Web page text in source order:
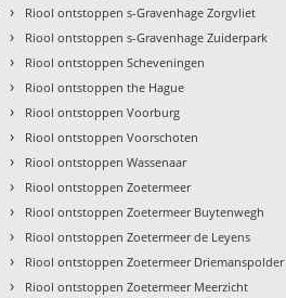
› Riool ontstoppen s-Gravenhage Zorgvliet
› Riool ontstoppen s-Gravenhage Zuiderpark
› Riool ontstoppen Scheveningen
› Riool ontstoppen the Hague
› Riool ontstoppen Voorburg
› Riool ontstoppen Voorschoten
› Riool ontstoppen Wassenaar
› Riool ontstoppen Zoetermeer
› Riool ontstoppen Zoetermeer Buytenwegh
› Riool ontstoppen Zoetermeer de Leyens
› Riool ontstoppen Zoetermeer Driemanspolder
› Riool ontstoppen Zoetermeer Meerzicht